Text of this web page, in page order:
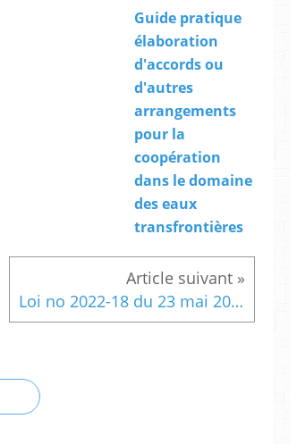
Guide pratique
élaboration
d'accords ou
d'autres
arrangements
pour la
coopération
dans le domaine
des eaux
transfrontières
Loi no 2022-18 du 23 mai 2022 autorisant la création d'une société dénommée Société nationale de Gestion intégrée de Déchets